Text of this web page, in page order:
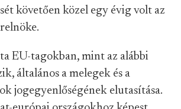
követően közel egy évig volt az
EU-tagokban, mint az alábbi
általános a melegek és a
jogegyenlőségének elutasítása.